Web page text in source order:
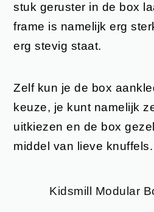
stuk geruster in de box
frame is namelijk erg
erg stevig staat.
Zelf kun je de box
keuze, je kunt namelijk
uitkiezen en de box
middel van lieve knuffels.
Kidsmill Modular